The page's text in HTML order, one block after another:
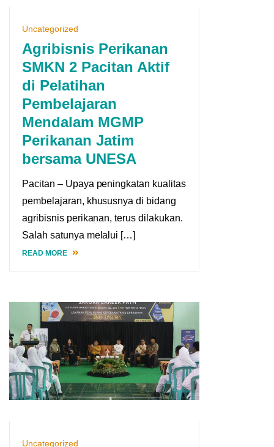
Uncategorized
Agribisnis Perikanan
SMKN 2 Pacitan Aktif
di Pelatihan
Pembelajaran
Mendalam MGMP
Perikanan Jatim
bersama UNESA
Pacitan – Upaya peningkatan kualitas
pembelajaran, khususnya di bidang
agribisnis perikanan, terus dilakukan.
Salah satunya melalui […]
READ MORE
Uncategorized